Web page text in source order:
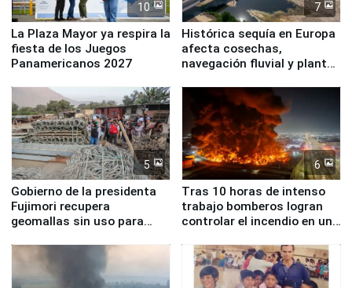
10
La Plaza Mayor ya respira la
fiesta de los Juegos
Panamericanos 2027
7
Histórica sequía en Europa
afecta cosechas,
navegación fluvial y plantas
5
Gobierno de la presidenta
Fujimori recupera
geomallas sin uso para
Fenómeno El Niño
6
Tras 10 horas de intenso
trabajo bomberos logran
controlar el incendio en una
de Chile